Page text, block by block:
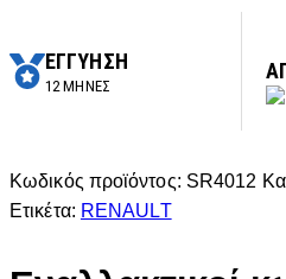
ΕΓΓΥΗΣΗ
12 ΜΗΝΕΣ
Κωδικός προϊόντος: SR4012
Ετικέτα: RENAULT